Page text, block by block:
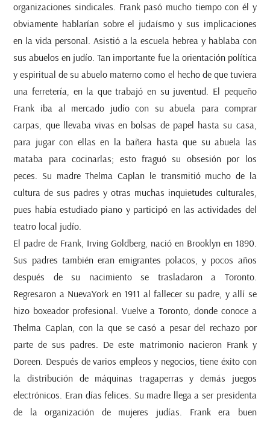
organizaciones sindicales. Frank pasó mucho tiempo con él y
obviamente hablarían sobre el judaísmo y sus implicaciones
en la vida personal. Asistió a la escuela hebrea y hablaba con
sus abuelos en judío. Tan importante fue la orientación política
y espiritual de su abuelo materno como el hecho de que tuviera
una ferretería, en la que trabajó en su juventud. El pequeño
Frank iba al mercado judío con su abuela para comprar
carpas, que llevaba vivas en bolsas de papel hasta su casa,
para jugar con ellas en la bañera hasta que su abuela las
mataba para cocinarlas; esto fraguó su obsesión por los
peces. Su madre Thelma Caplan le transmitió mucho de la
cultura de sus padres y otras muchas inquietudes culturales,
pues había estudiado piano y participó en las actividades del
teatro local judío.
El padre de Frank, Irving Goldberg, nació en Brooklyn en 1890.
Sus padres también eran emigrantes polacos, y pocos años
después de su nacimiento se trasladaron a Toronto.
Regresaron a NuevaYork en 1911 al fallecer su padre, y allí se
hizo boxeador profesional. Vuelve a Toronto, donde conoce a
Thelma Caplan, con la que se casó a pesar del rechazo por
parte de sus padres. De este matrimonio nacieron Frank y
Doreen. Después de varios empleos y negocios, tiene éxito con
la distribución de máquinas tragaperras y demás juegos
electrónicos. Eran días felices. Su madre llega a ser presidenta
de la organización de mujeres judías. Frank era buen